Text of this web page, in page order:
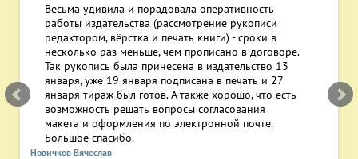
Весьма удивила и порадовала оперативность
работы издательства (рассмотрение рукописи
редактором, вёрстка и печать книги) - сроки в
несколько раз меньше, чем прописано в договоре.
Так рукопись была принесена в издательство 13
января, уже 19 января подписана в печать и 27
января тираж был готов. А также хорошо, что есть
возможность решать вопросы согласования
макета и оформления по электронной почте.
Большое спасибо.
Новичков Вячеслав